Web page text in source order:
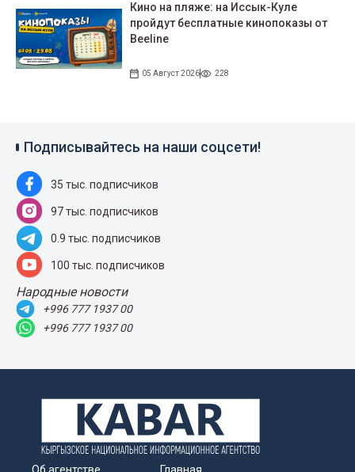
Кино на пляже: на Иссык-Куле
пройдут беcплатные кинопоказы от
Beeline
05 Август 2026 228
Подписывайтесь на наши соцсети!
35 тыс. подписчиков
97 тыс. подписчиков
0.9 тыс. подписчиков
100 тыс. подписчиков
Народные новости
+996 777 1937 00
+996 777 1937 00
Об агентстве Главная